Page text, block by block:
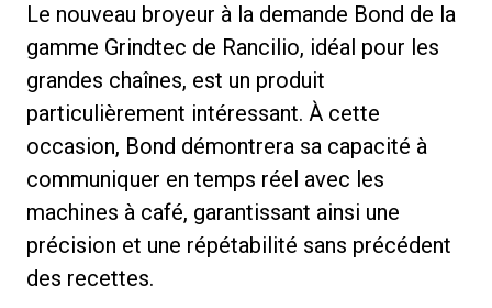
Le nouveau broyeur à la demande Bond de la
gamme Grindtec de Rancilio, idéal pour les
grandes chaînes, est un produit
particulièrement intéressant. À cette
occasion, Bond démontrera sa capacité à
communiquer en temps réel avec les
machines à café, garantissant ainsi une
précision et une répétabilité sans précédent
des recettes.